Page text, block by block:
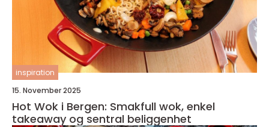
inspiration
15. November 2025
Hot Wok i Bergen: Smakfull wok, enkel
takeaway og sentral beliggenhet